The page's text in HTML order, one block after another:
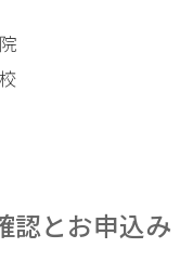
認とお申込み